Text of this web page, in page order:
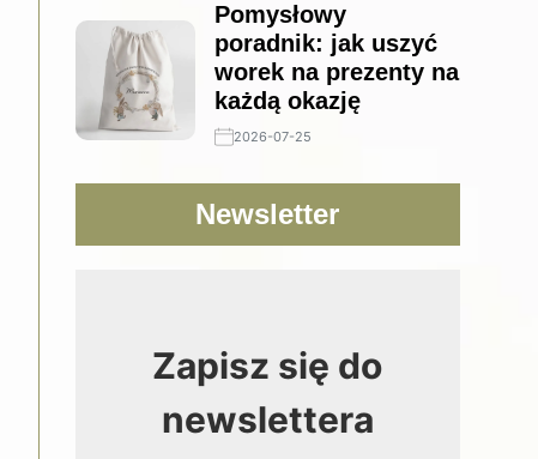
Pomysłowy
poradnik: jak uszyć
worek na prezenty na
każdą okazję
2026-07-25
Newsletter
Zapisz się do
newslettera